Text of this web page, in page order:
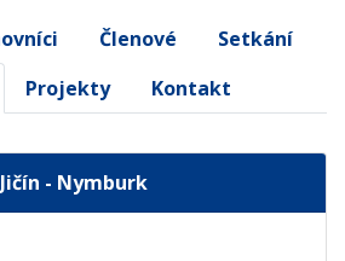
Členové
Setkání
Projekty Kontakt
Jičín - Nymburk